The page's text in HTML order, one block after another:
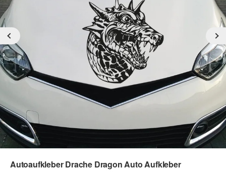
Autoaufkleber Drache Dragon Auto Aufkleber